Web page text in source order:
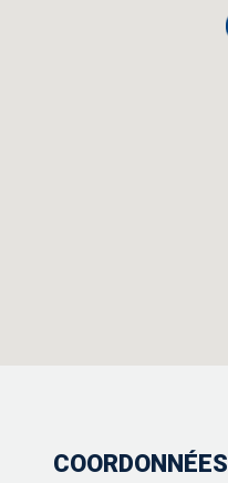
COORDONNÉES